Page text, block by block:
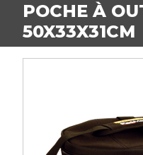
POCHE À
50X33X31CM